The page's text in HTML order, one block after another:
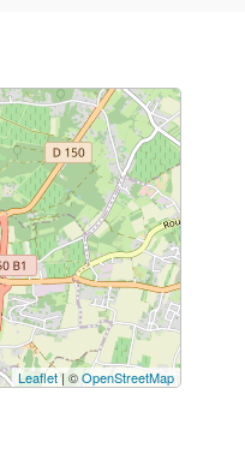
Leaflet| ©OpenStreetMap